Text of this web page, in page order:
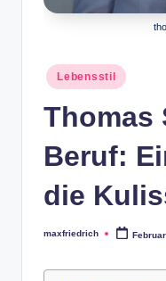
Posted
in
Lebensstil
Thomas
Beruf:
die
Posted
maxfriedrich